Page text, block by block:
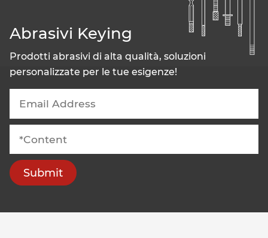
Abrasivi Keying
Prodotti abrasivi di alta qualità, soluzioni
personalizzate per le tue esigenze!
Submit